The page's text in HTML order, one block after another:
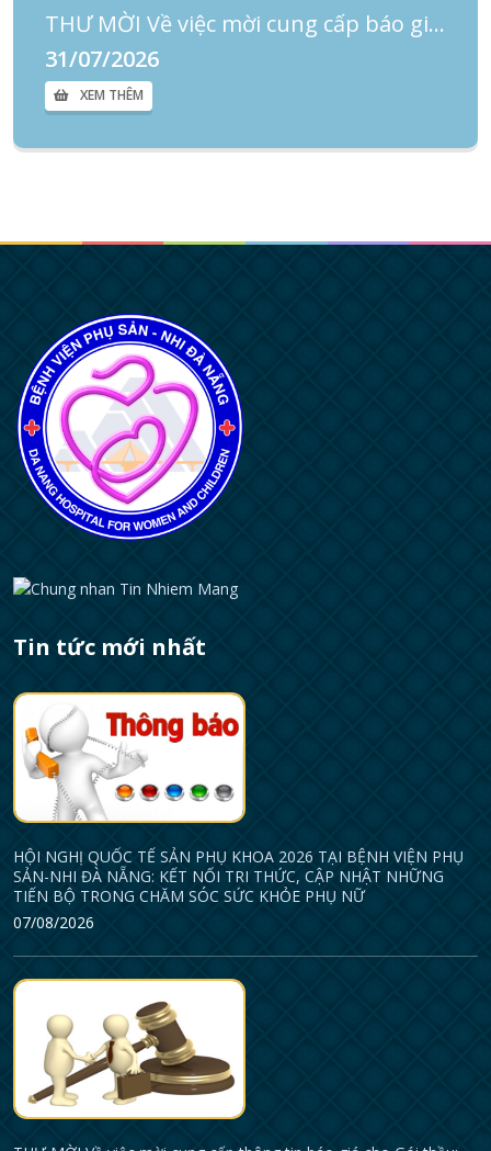
THƯ MỜI Về việc mời cung cấp báo giá nâng cấp chức năng phần mềm Quản lý bệnh viện
31/07/2026
XEM THÊM
Tin tức mới nhất
HỘI NGHỊ QUỐC TẾ SẢN PHỤ KHOA 2026 TẠI BỆNH VIỆN PHỤ
SẢN-NHI ĐÀ NẴNG: KẾT NỐI TRI THỨC, CẬP NHẬT NHỮNG
TIẾN BỘ TRONG CHĂM SÓC SỨC KHỎE PHỤ NỮ
07/08/2026